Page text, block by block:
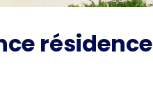
résidence